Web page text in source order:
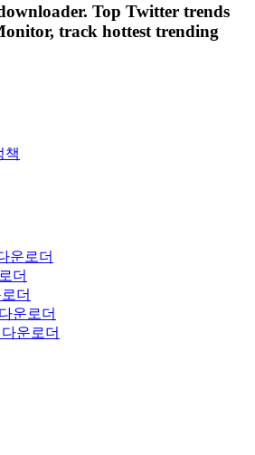
Top Twitter trends
track hottest trending
책
운로더
더
더
운로더
운로더